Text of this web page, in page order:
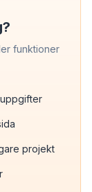
funktioner
projekt